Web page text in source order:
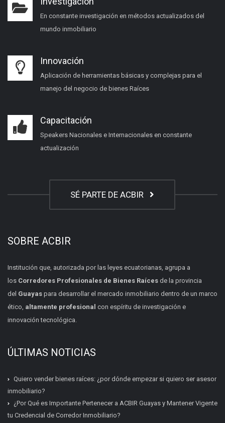
En constante investigación en métodos actualizados del
mundo inmobiliario
Innovación
Aplicación de herramientas básicas y complejas para el
manejo del negocio de bienes Raíces
Capacitación
Speakers Nacionales e Internacionales en constante
actualización
SÉ PARTE DE ACBIR
SOBRE ACBIR
Institución que, autorizada por las leyes ecuatorianas, agrupa a
los Corredores Profesionales de Bienes Raíces de la provincia
del Guayas para desarrollar el mercado inmobiliario dentro de un marco
ético, altamente profesional con espíritu de investigación e
innovación tecnológica.
ÚLTIMAS NOTICIAS
Quiero vender bienes raíces: ¿por dónde empezar si quiero ser asesor
inmobiliario?
¿Por Qué es Importante Pertenecer a ACBIR Guayas y Mantener Vigente
tu Credencial de Corredor Inmobiliario?